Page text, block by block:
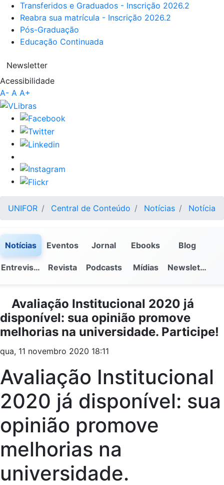
Transferidos e Graduados - Inscrição 2026.2
Reabra sua matrícula - Inscrição 2026.2
Pós-Graduação
Educação Continuada
Newsletter
Acessibilidade
A- A A+
UNIFOR Central de Conteúdo Notícias Notícia
Notícias Eventos Jornal Ebooks Blog
Entrevistas Revista Podcasts Mídias Newsletter
Avaliação Institucional 2020 já
disponível: sua opinião promove
melhorias na universidade. Participe!
qua, 11 novembro 2020 18:11
Avaliação Institucional
2020 já disponível: sua
opinião promove
melhorias na
universidade.